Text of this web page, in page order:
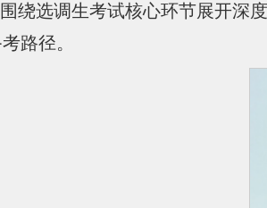
绕选调生考试核心环节展开深
路径。